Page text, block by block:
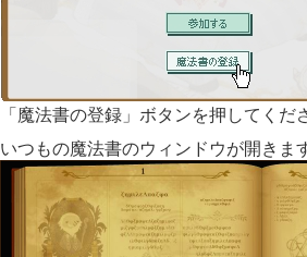
「魔法書の登録」ボタンを押してくだ
いつもの魔法書のウィンドウが開きま